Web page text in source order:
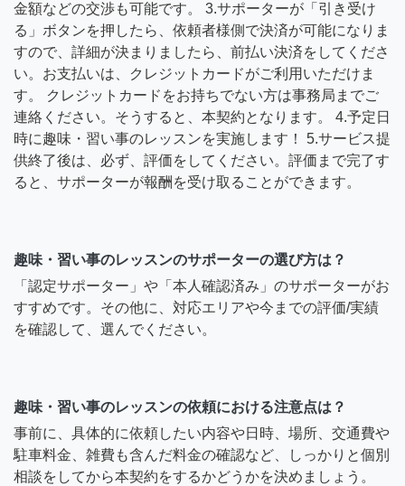
金額などの交渉も可能です。 3.サポーターが「引き受け
る」ボタンを押したら、依頼者様側で決済が可能になりま
すので、詳細が決まりましたら、前払い決済をしてくださ
い。お支払いは、クレジットカードがご利用いただけま
す。 クレジットカードをお持ちでない方は事務局までご
連絡ください。そうすると、本契約となります。 4.予定日
時に趣味・習い事のレッスンを実施します！ 5.サービス提
供終了後は、必ず、評価をしてください。評価まで完了す
ると、サポーターが報酬を受け取ることができます。
趣味・習い事のレッスンのサポーターの選び方は？
「認定サポーター」や「本人確認済み」のサポーターがお
すすめです。その他に、対応エリアや今までの評価/実績
を確認して、選んでください。
趣味・習い事のレッスンの依頼における注意点は？
事前に、具体的に依頼したい内容や日時、場所、交通費や
駐車料金、雑費も含んだ料金の確認など、しっかりと個別
相談をしてから本契約をするかどうかを決めましょう。